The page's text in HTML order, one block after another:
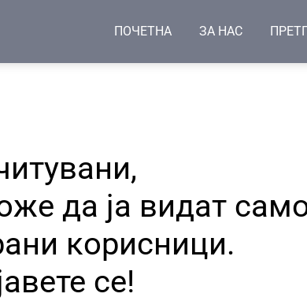
ПОЧЕТНА ЗА НАС
да ја видат
корисници.
се!